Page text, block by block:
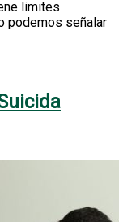
limites
podemos señalar